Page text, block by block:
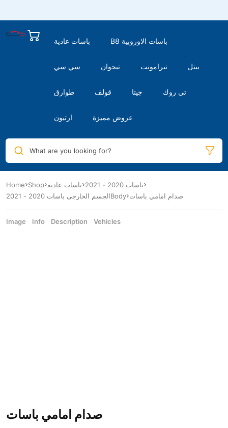
باسات عادية B8 باسات الاوروبية
سي سي تيجوان تيرامونت بيتل
طوارق قولف جيتا تى روك
ارتيون عروض مميزة
What are you looking for?
Home Shop باسات عادية
باسات 2020 - 2021
الجسم الخارجى باسات 2020 - 2021Body صدام امامي باسات
Image Info Description Vehicles
صدام امامي باسات